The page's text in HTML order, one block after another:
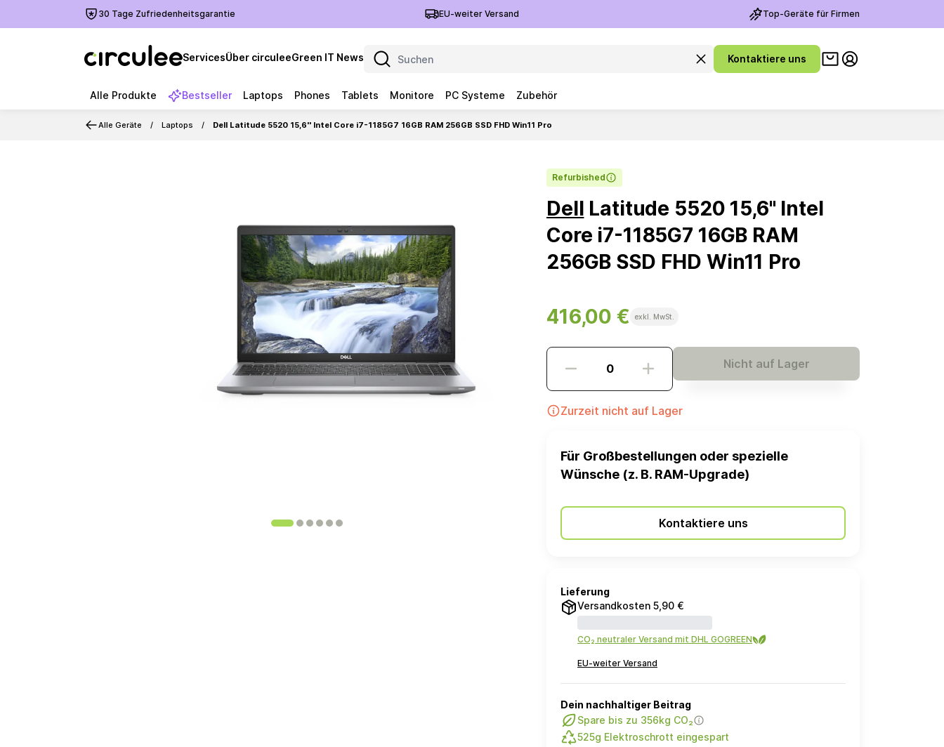
30 Tage Zufriedenheitsgarantie EU-weiter Versand Top-Geräte für Firmen
ServicesÜber circuleeGreen IT News Suchanfrage leeren
Kontaktiere uns
Warenkorb ansehen
Alle Produkte Bestseller Laptops Phones Tablets Monitore PC Systeme Zubehör
Alle Geräte Laptops Dell Latitude 5520 15,6'' Intel Core i7-1185G7 16GB RAM 256GB SSD FHD Win11 Pro
Refurbished
Dell Latitude 5520 15,6'' Intel
Core i7-1185G7 16GB RAM
256GB SSD FHD Win11 Pro
416,00 € exkl. MwSt.
Nicht auf Lager
Zurzeit nicht auf Lager
Für Großbestellungen oder spezielle
Wünsche (z. B. RAM-Upgrade)
Kontaktiere uns
Lieferung
Versandkosten 5,90 €
CO₂ neutraler Versand mit DHL GOGREEN
EU-weiter Versand
Dein nachhaltiger Beitrag
Spare bis zu 356kg CO₂
525g Elektroschrott eingespart